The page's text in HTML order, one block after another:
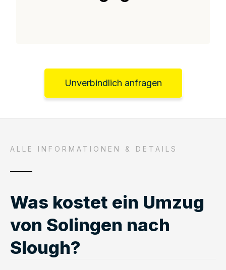
Unverbindlich anfragen
ALLE INFORMATIONEN & DETAILS
Was kostet ein Umzug
von Solingen nach
Slough?